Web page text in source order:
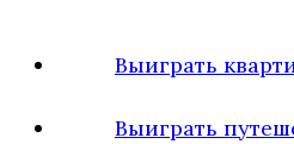
Выиграть
Выиграть